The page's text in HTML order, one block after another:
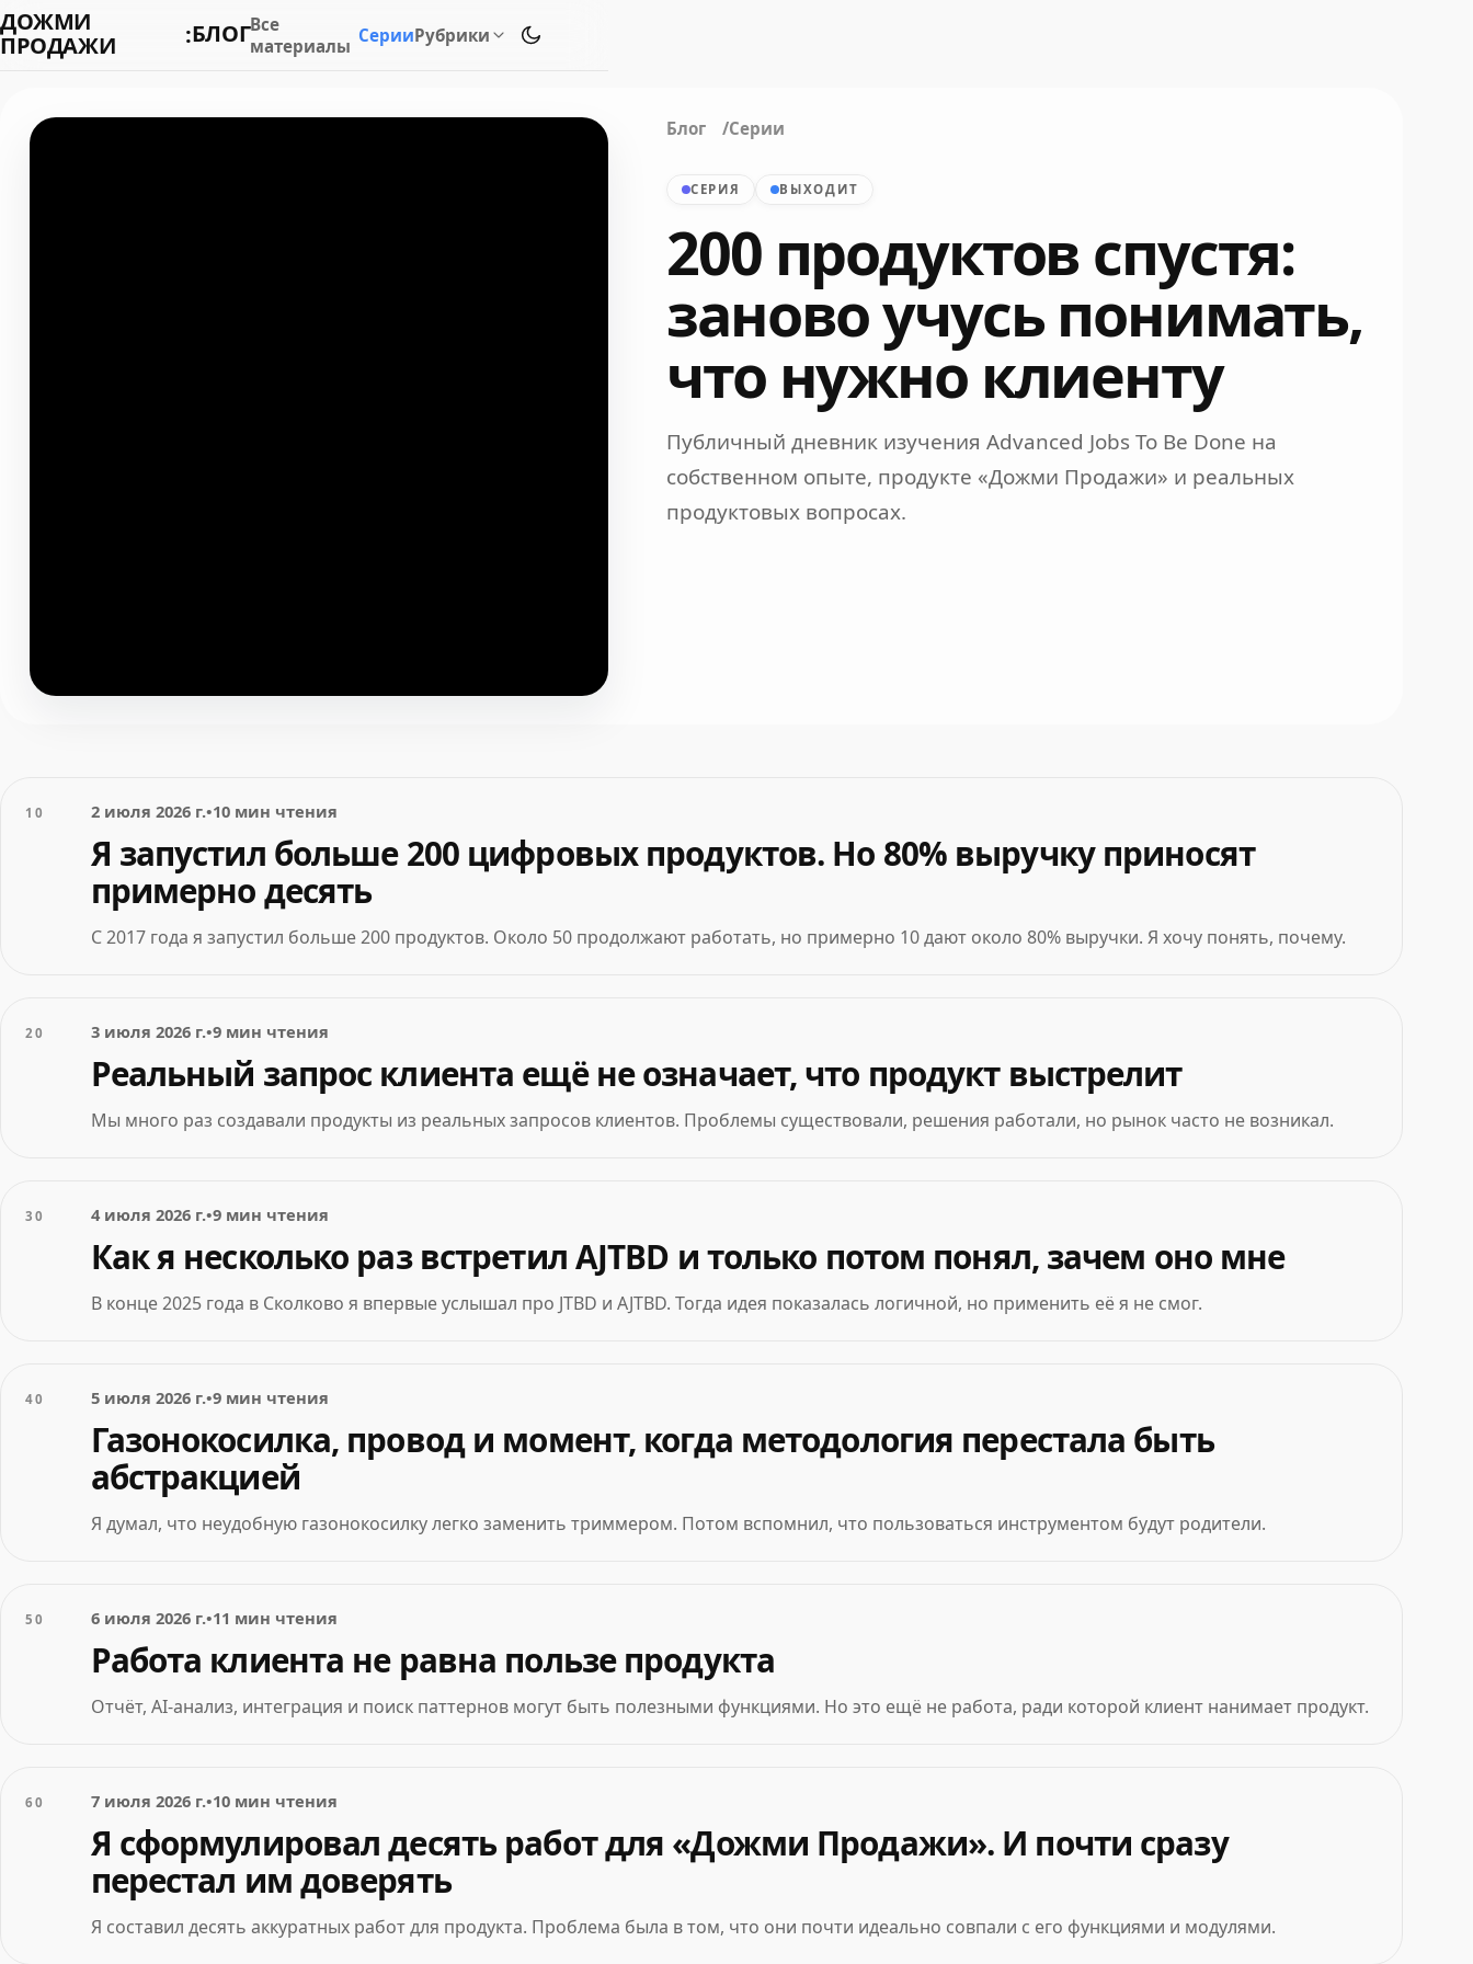
ДОЖМИ
ПРОДАЖИ
:БЛОГВсе
материалы СерииРубрики Переключить тему оформления
Блог Серии
СЕРИЯ ВЫХОДИТ
200 продуктов спустя:
заново учусь понимать,
что нужно клиенту
Публичный дневник изучения Advanced Jobs To Be Done на
собственном опыте, продукте «Дожми Продажи» и реальных
продуктовых вопросах.
10 2 июля 2026 г.•10 мин чтения
Я запустил больше 200 цифровых продуктов. Но 80% выручку приносят
примерно десять
С 2017 года я запустил больше 200 продуктов. Около 50 продолжают работать, но примерно 10 дают около 80% выручки. Я хочу понять, почему.
20 3 июля 2026 г.•9 мин чтения
Реальный запрос клиента ещё не означает, что продукт выстрелит
Мы много раз создавали продукты из реальных запросов клиентов. Проблемы существовали, решения работали, но рынок часто не возникал.
30 4 июля 2026 г.•9 мин чтения
Как я несколько раз встретил AJTBD и только потом понял, зачем оно мне
В конце 2025 года в Сколково я впервые услышал про JTBD и AJTBD. Тогда идея показалась логичной, но применить её я не смог.
40 5 июля 2026 г.•9 мин чтения
Газонокосилка, провод и момент, когда методология перестала быть
абстракцией
Я думал, что неудобную газонокосилку легко заменить триммером. Потом вспомнил, что пользоваться инструментом будут родители.
50 6 июля 2026 г.•11 мин чтения
Работа клиента не равна пользе продукта
Отчёт, AI-анализ, интеграция и поиск паттернов могут быть полезными функциями. Но это ещё не работа, ради которой клиент нанимает продукт.
60 7 июля 2026 г.•10 мин чтения
Я сформулировал десять работ для «Дожми Продажи». И почти сразу
перестал им доверять
Я составил десять аккуратных работ для продукта. Проблема была в том, что они почти идеально совпали с его функциями и модулями.